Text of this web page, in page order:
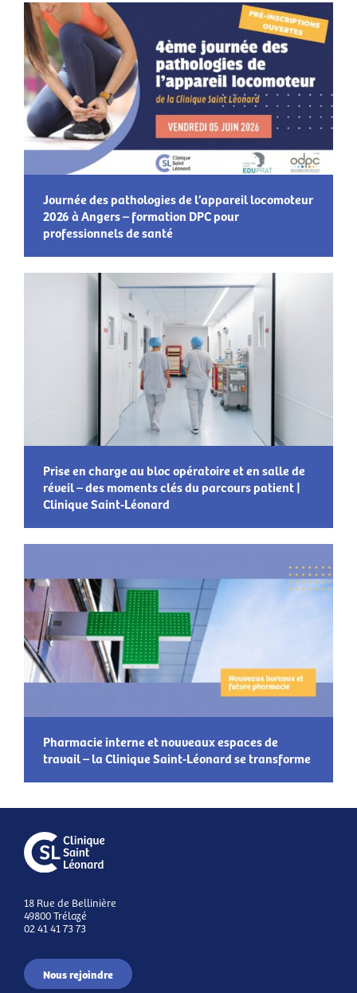
Journée des pathologies de l’appareil locomoteur
2026 à Angers – formation DPC pour
professionnels de santé
Prise en charge au bloc opératoire et en salle de
réveil – des moments clés du parcours patient |
Clinique Saint-Léonard
Pharmacie interne et nouveaux espaces de
travail – la Clinique Saint-Léonard se transforme
18 Rue de Bellinière
49800 Trélazé
02 41 41 73 73
Nous rejoindre